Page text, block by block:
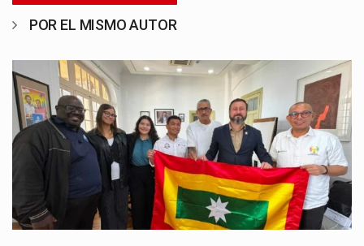
POR EL MISMO AUTOR